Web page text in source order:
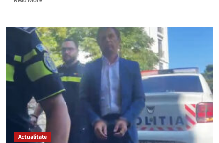
ULTIMA
ORĂ:
Judecătorii
îl
mențin
în
AREST
Cristian
Radu.
Decizia
NU
este
Actualitate